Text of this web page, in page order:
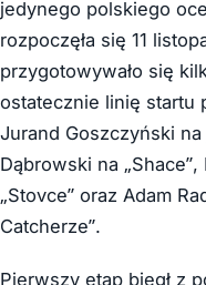
jedynego polskiego
rozpoczęła się 11
przygotowywało się
ostatecznie linię startu
Jurand Goszczyński
Dąbrowski na
„Stovce” oraz Adam
Catcherze”.
Pierwszy etap biegł z